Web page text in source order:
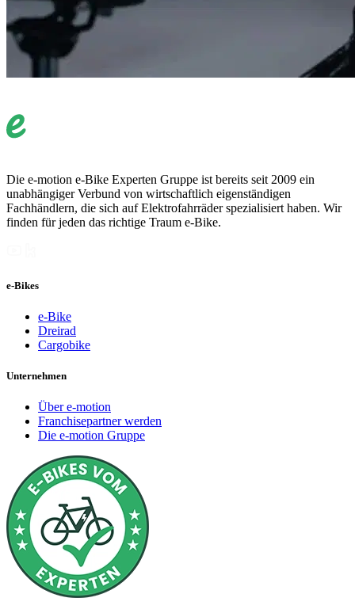
Die e-motion e-Bike Experten Gruppe ist bereits seit 2009 ein
unabhängiger Verbund von wirtschaftlich eigenständigen
Fachhändlern, die sich auf Elektrofahrräder spezialisiert haben. Wir
finden für jeden das richtige Traum e-Bike.
e-Bikes
e-Bike
Dreirad
Cargobike
Unternehmen
Über e-motion
Franchisepartner werden
Die e-motion Gruppe